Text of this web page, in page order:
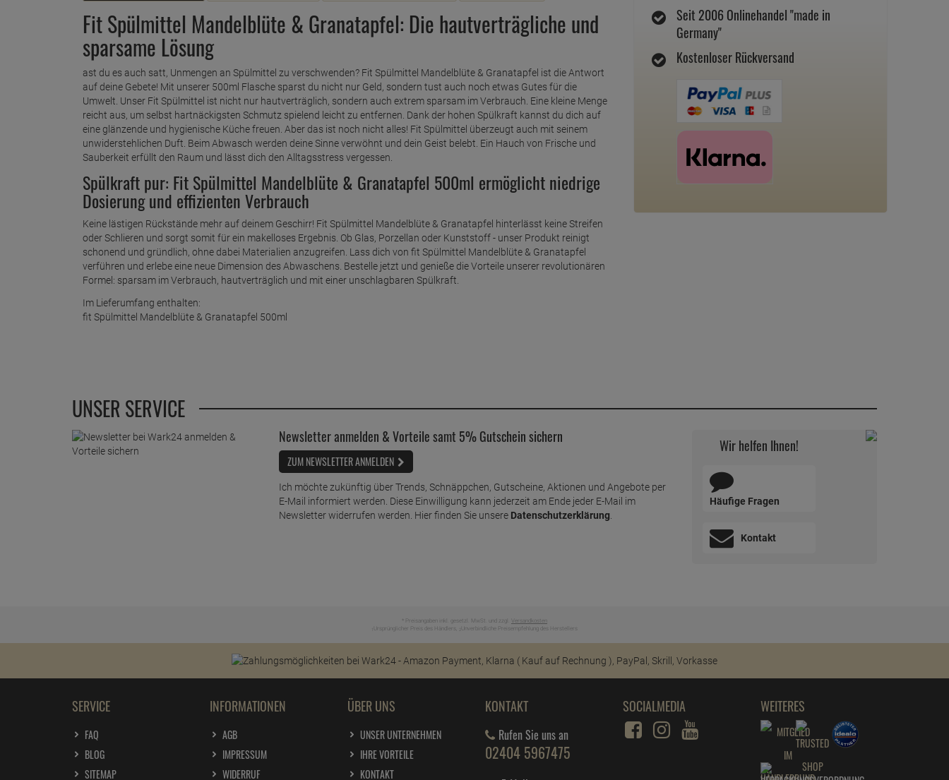
Seit 2006 Onlinehandel "made in
Germany"
Kostenloser Rückversand
Fit Spülmittel Mandelblüte & Granatapfel: Die hautverträgliche und
sparsame Lösung
ast du es auch satt, Unmengen an Spülmittel zu verschwenden? Fit Spülmittel Mandelblüte & Granatapfel ist die Antwort
auf deine Gebete! Mit unserer 500ml Flasche sparst du nicht nur Geld, sondern tust auch noch etwas Gutes für die
Umwelt. Unser Fit Spülmittel ist nicht nur hautverträglich, sondern auch extrem sparsam im Verbrauch. Eine kleine Menge
reicht aus, um selbst hartnäckigsten Schmutz spielend leicht zu entfernen. Dank der hohen Spülkraft kannst du dich auf
eine glänzende und hygienische Küche freuen. Aber das ist noch nicht alles! Fit Spülmittel überzeugt auch mit seinem
unwiderstehlichen Duft. Beim Abwasch werden deine Sinne verwöhnt und dein Geist belebt. Ein Hauch von Frische und
Sauberkeit erfüllt den Raum und lässt dich den Alltagsstress vergessen.
Spülkraft pur: Fit Spülmittel Mandelblüte & Granatapfel 500ml ermöglicht niedrige
Dosierung und effizienten Verbrauch
Keine lästigen Rückstände mehr auf deinem Geschirr! Fit Spülmittel Mandelblüte & Granatapfel hinterlässt keine Streifen
oder Schlieren und sorgt somit für ein makelloses Ergebnis. Ob Glas, Porzellan oder Kunststoff - unser Produkt reinigt
schonend und gründlich, ohne dabei Materialien anzugreifen. Lass dich von fit Spülmittel Mandelblüte & Granatapfel
verführen und erlebe eine neue Dimension des Abwaschens. Bestelle jetzt und genieße die Vorteile unserer revolutionären
Formel: sparsam im Verbrauch, hautverträglich und mit einer unschlagbaren Spülkraft.
Im Lieferumfang enthalten:
fit Spülmittel Mandelblüte & Granatapfel 500ml
UNSER SERVICE
Newsletter anmelden & Vorteile samt 5% Gutschein sichern
ZUM NEWSLETTER ANMELDEN
Ich möchte zukünftig über Trends, Schnäppchen, Gutscheine, Aktionen und Angebote per
E-Mail informiert werden. Diese Einwilligung kann jederzeit am Ende jeder E-Mail im
Newsletter widerrufen werden. Hier finden Sie unsere Datenschutzerklärung.
Wir helfen Ihnen!
Häufige Fragen
Kontakt
* Preisangaben inkl. gesetzl. MwSt. und zzgl. Versandkosten
Ursprünglicher Preis des Händlers, Unverbindliche Preisempfehlung des Herstellers
SERVICE
FAQ
BLOG
SITEMAP
INFORMATIONEN
AGB
IMPRESSUM
WIDERRUF
ÜBER UNS
UNSER UNTERNEHMEN
IHRE VORTEILE
KONTAKT
KONTAKT
Rufen Sie uns an
02404 5967475
SOCIALMEDIA WEITERES